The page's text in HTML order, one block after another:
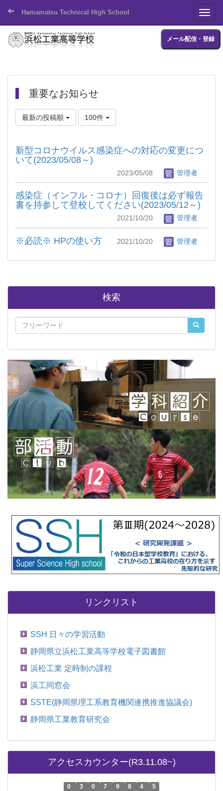
Hamamatsu Technical High School
メール配信・登録
重要なお知らせ
最新の投稿順 100件
新型コロナウイルス感染症への対応の変更につ
いて(2023/05/08～)
2023/05/08 管理者
感染症（インフル・コロナ）回復後は必ず報告
書を持参して登校してください(2023/05/12～)
2021/10/20 管理者
※必読※ HPの使い方 2021/10/20 管理者
検索
リンクリスト
SSH 日々の学習活動
静岡県立浜松工業高等学校電子図書館
浜松工業 定時制の課程
浜工同窓会
SSTE(静岡県理工系教育機関連携推進協議会)
静岡県工業教育研究会
アクセスカウンター(R3.11.08~)
0 3 0 7 9 8 4 5